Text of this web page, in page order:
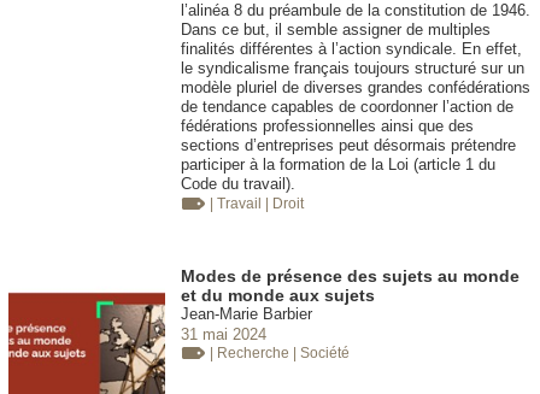
l’alinéa 8 du préambule de la constitution de 1946.
Dans ce but, il semble assigner de multiples
finalités différentes à l’action syndicale. En effet,
le syndicalisme français toujours structuré sur un
modèle pluriel de diverses grandes confédérations
de tendance capables de coordonner l’action de
fédérations professionnelles ainsi que des
sections d’entreprises peut désormais prétendre
participer à la formation de la Loi (article 1 du
Code du travail).
| Travail | Droit
Modes de présence des sujets au monde
et du monde aux sujets
Jean-Marie Barbier
31 mai 2024
| Recherche | Société